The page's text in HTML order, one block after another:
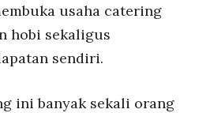
usaha catering
hobi sekaligus
sendiri.
ini banyak sekali orang